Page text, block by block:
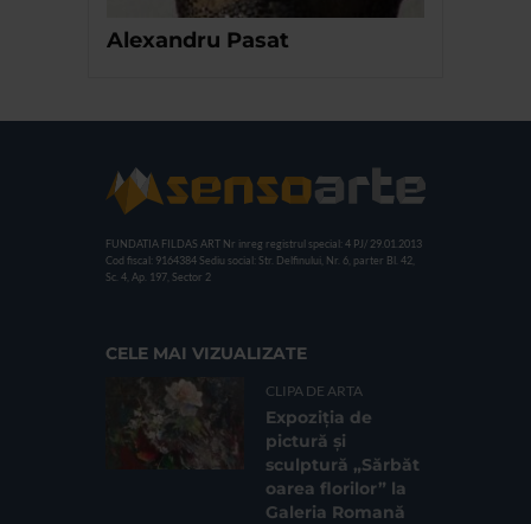
Alexandru Pasat
FUNDATIA FILDAS ART Nr inreg registrul special: 4 PJ/ 29.01.2013
Cod fiscal: 9164384 Sediu social: Str. Delfinului, Nr. 6, parter Bl. 42,
Sc. 4, Ap. 197, Sector 2
CELE MAI VIZUALIZATE
CLIPA DE ARTA
Expoziția de
pictură și
sculptură „Sărbăt
oarea florilor” la
Galeria Romană